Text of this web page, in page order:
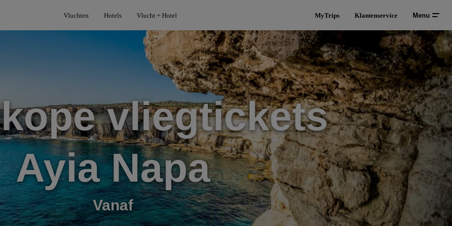
Vluchten Hotels Vlucht + Hotel MyTrips Klantenservice Menu
vliegtickets
Ayia Napa
Vanaf